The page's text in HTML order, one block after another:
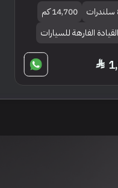
14,700 كم
الفارهة للسيارات